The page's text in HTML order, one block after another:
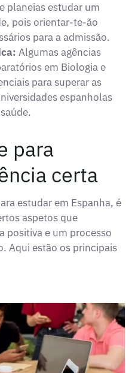
planeias estudar um
pois orientar-te-ão
para a admissão.
Algumas agências
em Biologia e
para superar as
espanholas
para
certa
estudar em Espanha, é
aspetos que
positiva e um processo
Aqui estão os principais